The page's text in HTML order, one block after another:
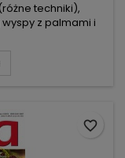
techniki),
z palmami i
słychać szum
z melanżowej
favorite_border